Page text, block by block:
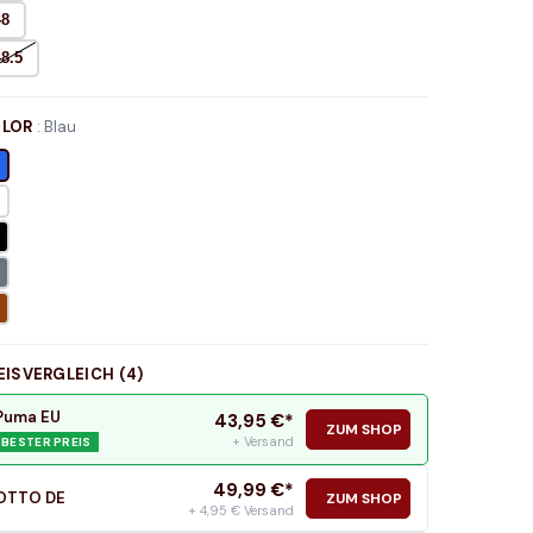
: Blau
(4)
EU
BESTER PREIS
43,95 €*
+ Versand
ZUM SHOP
DE 49,99 €*
+ 4,95 € Versand
ZUM SHOP